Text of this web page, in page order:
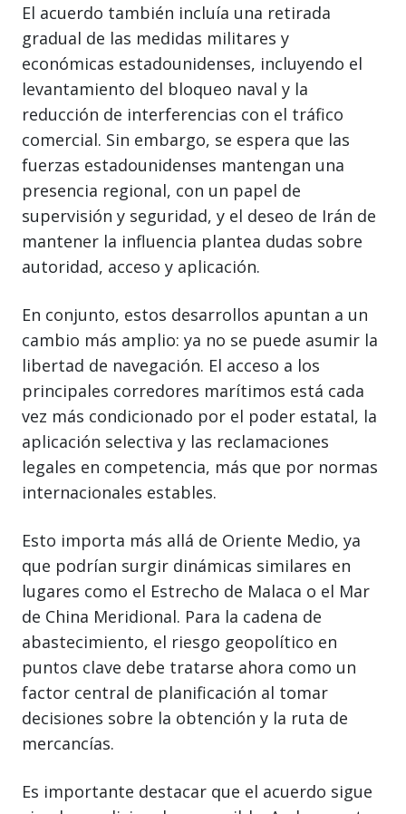
El acuerdo también incluía una retirada
gradual de las medidas militares y
económicas estadounidenses, incluyendo el
levantamiento del bloqueo naval y la
reducción de interferencias con el tráfico
comercial. Sin embargo, se espera que las
fuerzas estadounidenses mantengan una
presencia regional, con un papel de
supervisión y seguridad, y el deseo de Irán de
mantener la influencia plantea dudas sobre
autoridad, acceso y aplicación.
En conjunto, estos desarrollos apuntan a un
cambio más amplio: ya no se puede asumir la
libertad de navegación. El acceso a los
principales corredores marítimos está cada
vez más condicionado por el poder estatal, la
aplicación selectiva y las reclamaciones
legales en competencia, más que por normas
internacionales estables.
Esto importa más allá de Oriente Medio, ya
que podrían surgir dinámicas similares en
lugares como el Estrecho de Malaca o el Mar
de China Meridional. Para la cadena de
abastecimiento, el riesgo geopolítico en
puntos clave debe tratarse ahora como un
factor central de planificación al tomar
decisiones sobre la obtención y la ruta de
mercancías.
Es importante destacar que el acuerdo sigue